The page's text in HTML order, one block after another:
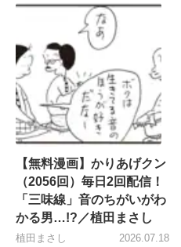
【無料漫画】かりあげクン
（2056回）毎日2回配信！
「三味線」音のちがいがわ
かる男…!?／植田まさし
植田まさし
2026.07.18